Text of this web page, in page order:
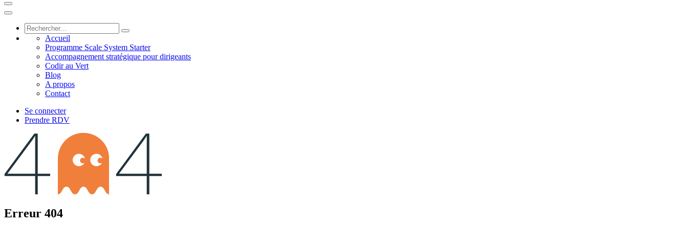
Accueil
Programme Scale System Starter
Accompagnement stratégique pour dirigeants
Codir au Vert
Blog
A propos
Contact
Se connecter
Prendre RDV
Erreur 404